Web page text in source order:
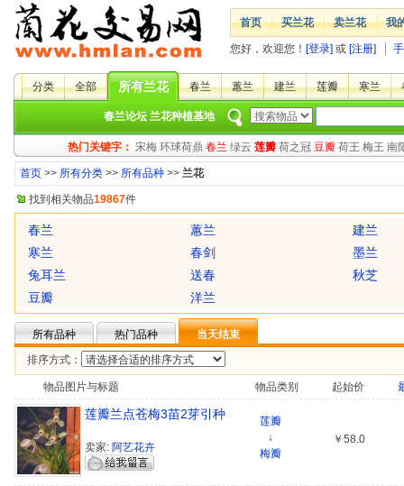
首页 买兰花 卖兰花 我
您好，欢迎您！ [登录] 或 [注册]
分类 全部 所有兰花 春兰 蕙兰 建兰 莲瓣 寒兰
春兰论坛 兰花种植基地
热门关键字： 宋梅 环球荷鼎 春兰 绿云 莲瓣 荷之冠 豆瓣 荷王 梅王 南
首页 >> 所有分类 >> 所有品种 >> 兰花
找到相关物品19867件
春兰 蕙兰
建兰
寒兰
春剑
墨兰
兔耳兰
送春
秋芝
豆瓣
洋兰
所有品种 热门品种
当天结束
排序方式：
物品图片与标题 物品类别 起始价
莲瓣兰点苍梅3苗2芽引种
卖家: 阿艺花卉
莲瓣
↓
梅瓣
￥58.0